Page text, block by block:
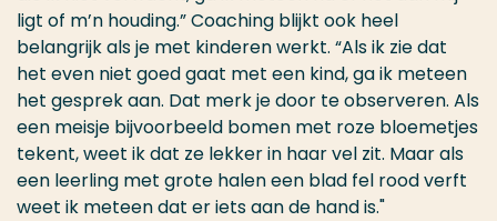
ligt of m’n houding.” Coaching blijkt ook heel
belangrijk als je met kinderen werkt. “Als ik zie dat
het even niet goed gaat met een kind, ga ik meteen
het gesprek aan. Dat merk je door te observeren. Als
een meisje bijvoorbeeld bomen met roze bloemetjes
tekent, weet ik dat ze lekker in haar vel zit. Maar als
een leerling met grote halen een blad fel rood verft
weet ik meteen dat er iets aan de hand is."